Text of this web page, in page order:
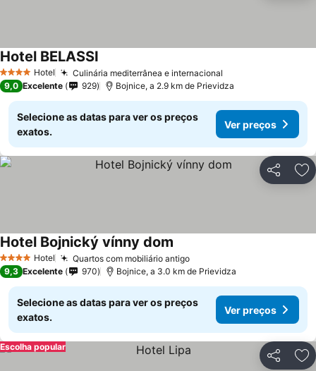
4 EstrelasHotel Culinária mediterrânea e internacional
Hotel BELASSI
9,0 Excelente 929 Bojnice, a 2.9 km de Prievidza
Selecione as datas para ver os preços
exatos.
Ver preços
Partilhar
4 EstrelasHotel Quartos com mobiliário antigo
Hotel Bojnický vínny dom
9,3 Excelente 970 Bojnice, a 3.0 km de Prievidza
Selecione as datas para ver os preços
exatos.
Ver preços
Partilhar
Escolha popular